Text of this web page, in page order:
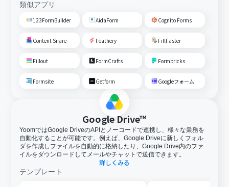
類似アプリ
123FormBuilder AidaForm Cognito Forms
Content Snare Feathery FillFaster
Fillout FormCrafts Formbricks
Formsite Getform Googleフォーム
Google Drive™
YoomではGoogle DriveのAPIとノーコードで連携し、様々な業務を
自動化することが可能です。例えば、Google Driveに新しくフォル
ダを作成しファイルを自動的に格納したり、Google Drive内のファ
イルをダウンロードしてメールやチャットで送信できます。
詳しくみる
テンプレート